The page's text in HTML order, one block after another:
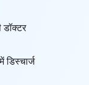
डिस्चार्ज